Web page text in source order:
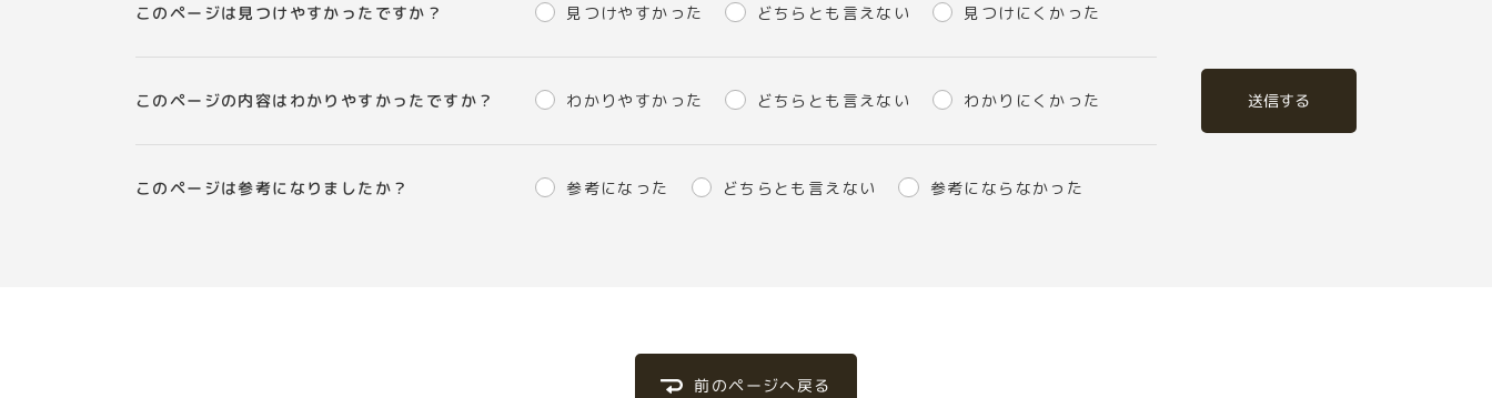
このページは見つけやすかったですか？ 見つけやすかった どちらとも言えない 見つけにくかった
このページの内容はわかりやすかったですか？ わかりやすかった どちらとも言えない わかりにくかった
このページは参考になりましたか？ 参考になった どちらとも言えない 参考にならなかった
送信する
前のページへ戻る